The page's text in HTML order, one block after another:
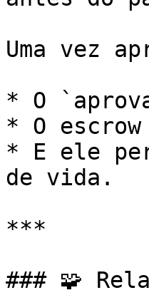
Uma vez
* O
* O
* E ele
de vida.
***
### 🧩